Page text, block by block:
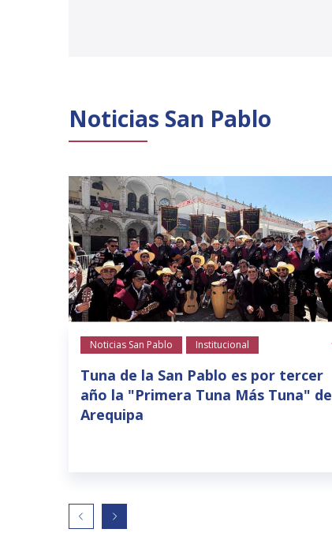
Noticias San Pablo
Noticias San Pablo Institucional
Tuna de la San Pablo es por tercer
año la "Primera Tuna Más Tuna" de
Arequipa